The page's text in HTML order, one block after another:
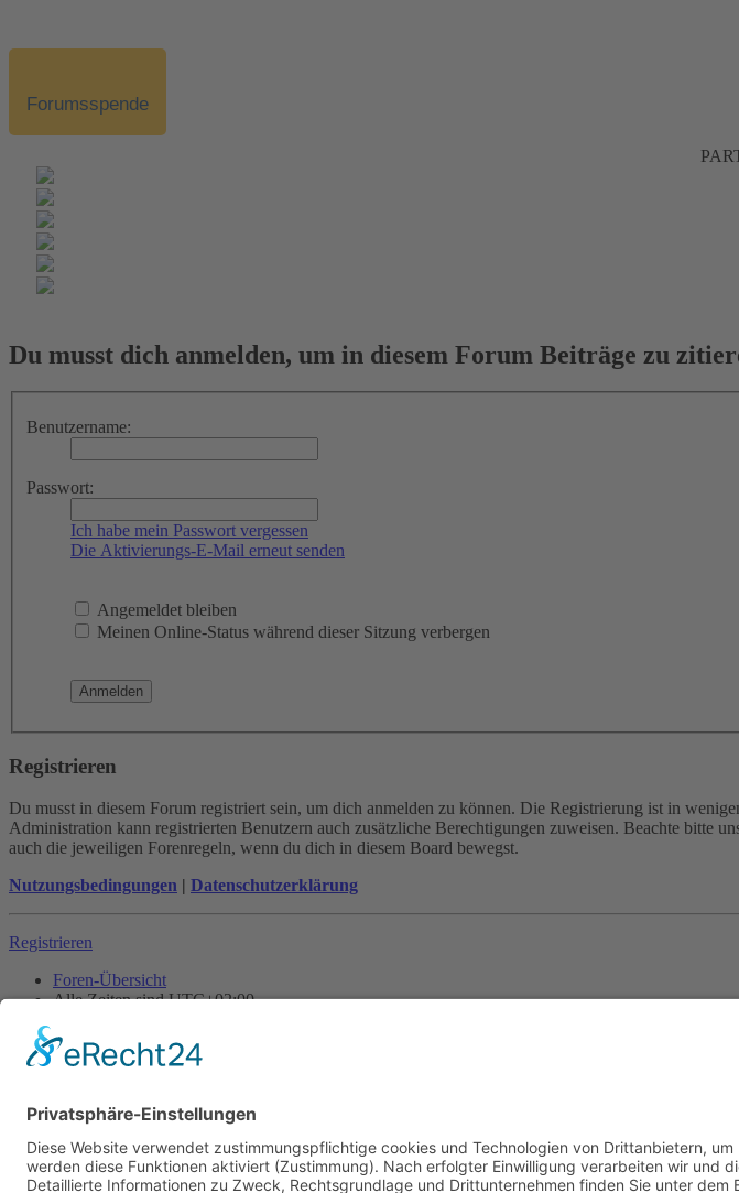
Forumsspende
Du musst dich anmelden, um in diesem Forum Beiträge zu
Benutzername:
Passwort:
Ich habe mein Passwort vergessen
Die Aktivierungs-E-Mail erneut senden
Angemeldet bleiben
Meinen Online-Status während dieser Sitzung verbergen
Registrieren
Du musst in diesem Forum registriert sein, um dich anmelden zu können. Die Registrierung ist in
Administration kann registrierten Benutzern auch zusätzliche Berechtigungen zuweisen. Beachte bitte
auch die jeweiligen Forenregeln, wenn du dich in diesem Board bewegst.
Nutzungsbedingungen | Datenschutzerklärung
Registrieren
Foren-Übersicht
Alle Zeiten sindUTC+02:00
Powered byphpBB® Forum Software © phpBB Limited
Datenschutz |Nutzungsbedingungen